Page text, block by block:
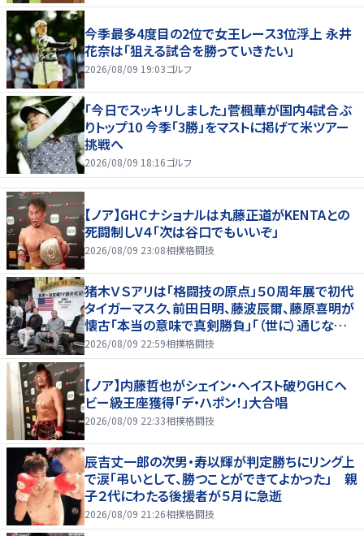
今季最多4度目の2位で女王レース3位浮上 永井
花奈は「狙える試合を勝っていきたい」
2026/08/09 19:03ゴルフ
「今日でスッキリしました」菅楓華が国内4試合ぶ
りトップ10 今季「3勝」をマストに掲げて米ツアー
挑戦へ
2026/08/09 18:16ゴルフ
【ノア】GHCナショナルは丸藤正道がKENTAとの
死闘制しV４「次は谷口でもいいぞ」
2026/08/09 23:08相撲格闘技
猪木ＶＳアリは「格闘技の原点」５０周年展で初代
タイガーマスク、前田日明、藤波辰爾、藤原喜明が
懐古「本当の意味で真剣勝負」「（世に）通じない
歯がゆさも」
2026/08/09 22:59相撲格闘技
【ノア】内藤哲也がシェイン・ヘイスト破りGHCヘ
ビー級王座獲得「デ・ハポン！」大合唱
2026/08/09 22:33相撲格闘技
辰吉丈一郎の次男・寿以輝が判定勝ちにリング上
で涙「弔いとして、勝つことができてよかった」 親
子２代にわたる後援者が５月に急逝
2026/08/09 21:26相撲格闘技